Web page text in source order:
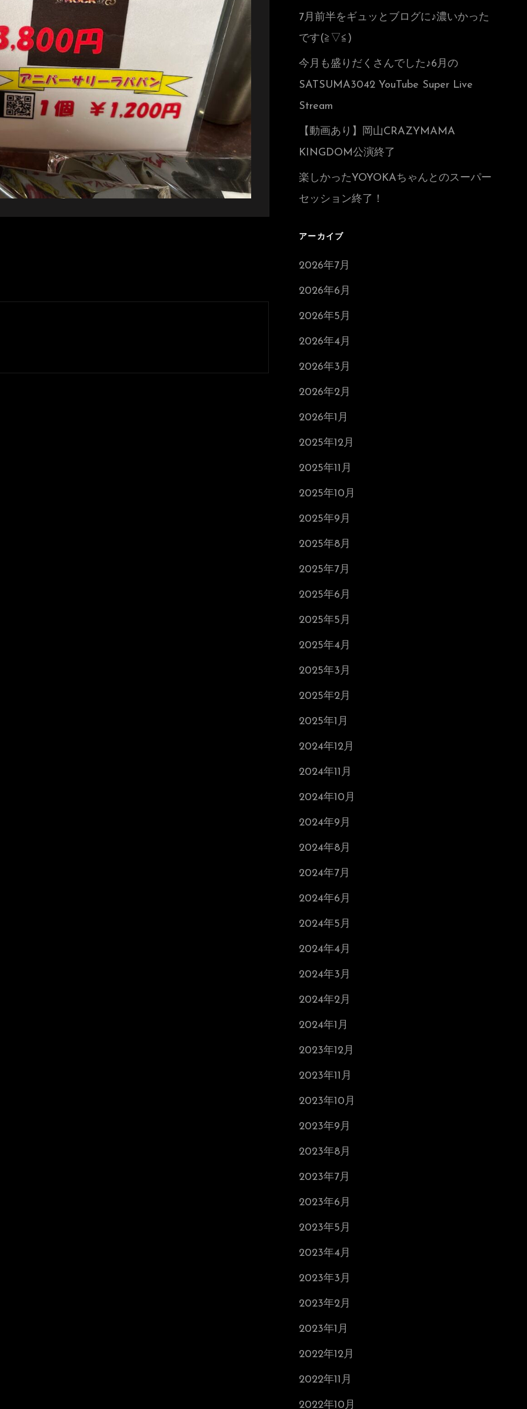
7月前半をギュッとブログに♪濃いかった
です(≧▽≦)
今月も盛りだくさんでした♪6月の
SATSUMA3042 YouTube Super Live
Stream
【動画あり】岡山CRAZYMAMA
KINGDOM公演終了
楽しかったYOYOKAちゃんとのスーパー
セッション終了！
アーカイブ
2026年7月
2026年6月
2026年5月
2026年4月
2026年3月
2026年2月
2026年1月
2025年12月
2025年11月
2025年10月
2025年9月
2025年8月
2025年7月
2025年6月
2025年5月
2025年4月
2025年3月
2025年2月
2025年1月
2024年12月
2024年11月
2024年10月
2024年9月
2024年8月
2024年7月
2024年6月
2024年5月
2024年4月
2024年3月
2024年2月
2024年1月
2023年12月
2023年11月
2023年10月
2023年9月
2023年8月
2023年7月
2023年6月
2023年5月
2023年4月
2023年3月
2023年2月
2023年1月
2022年12月
2022年11月
2022年10月